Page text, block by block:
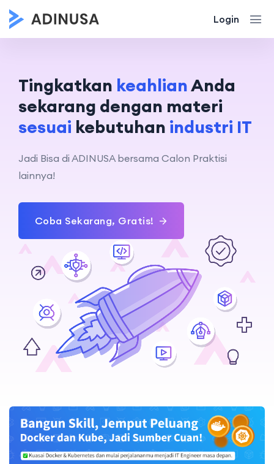
Login
Tingkatkan keahlianAnda
sekarang dengan materi
sesuai kebutuhan industri IT
Jadi Bisa di ADINUSA bersama Calon Praktisi
lainnya!
Coba Sekarang, Gratis!